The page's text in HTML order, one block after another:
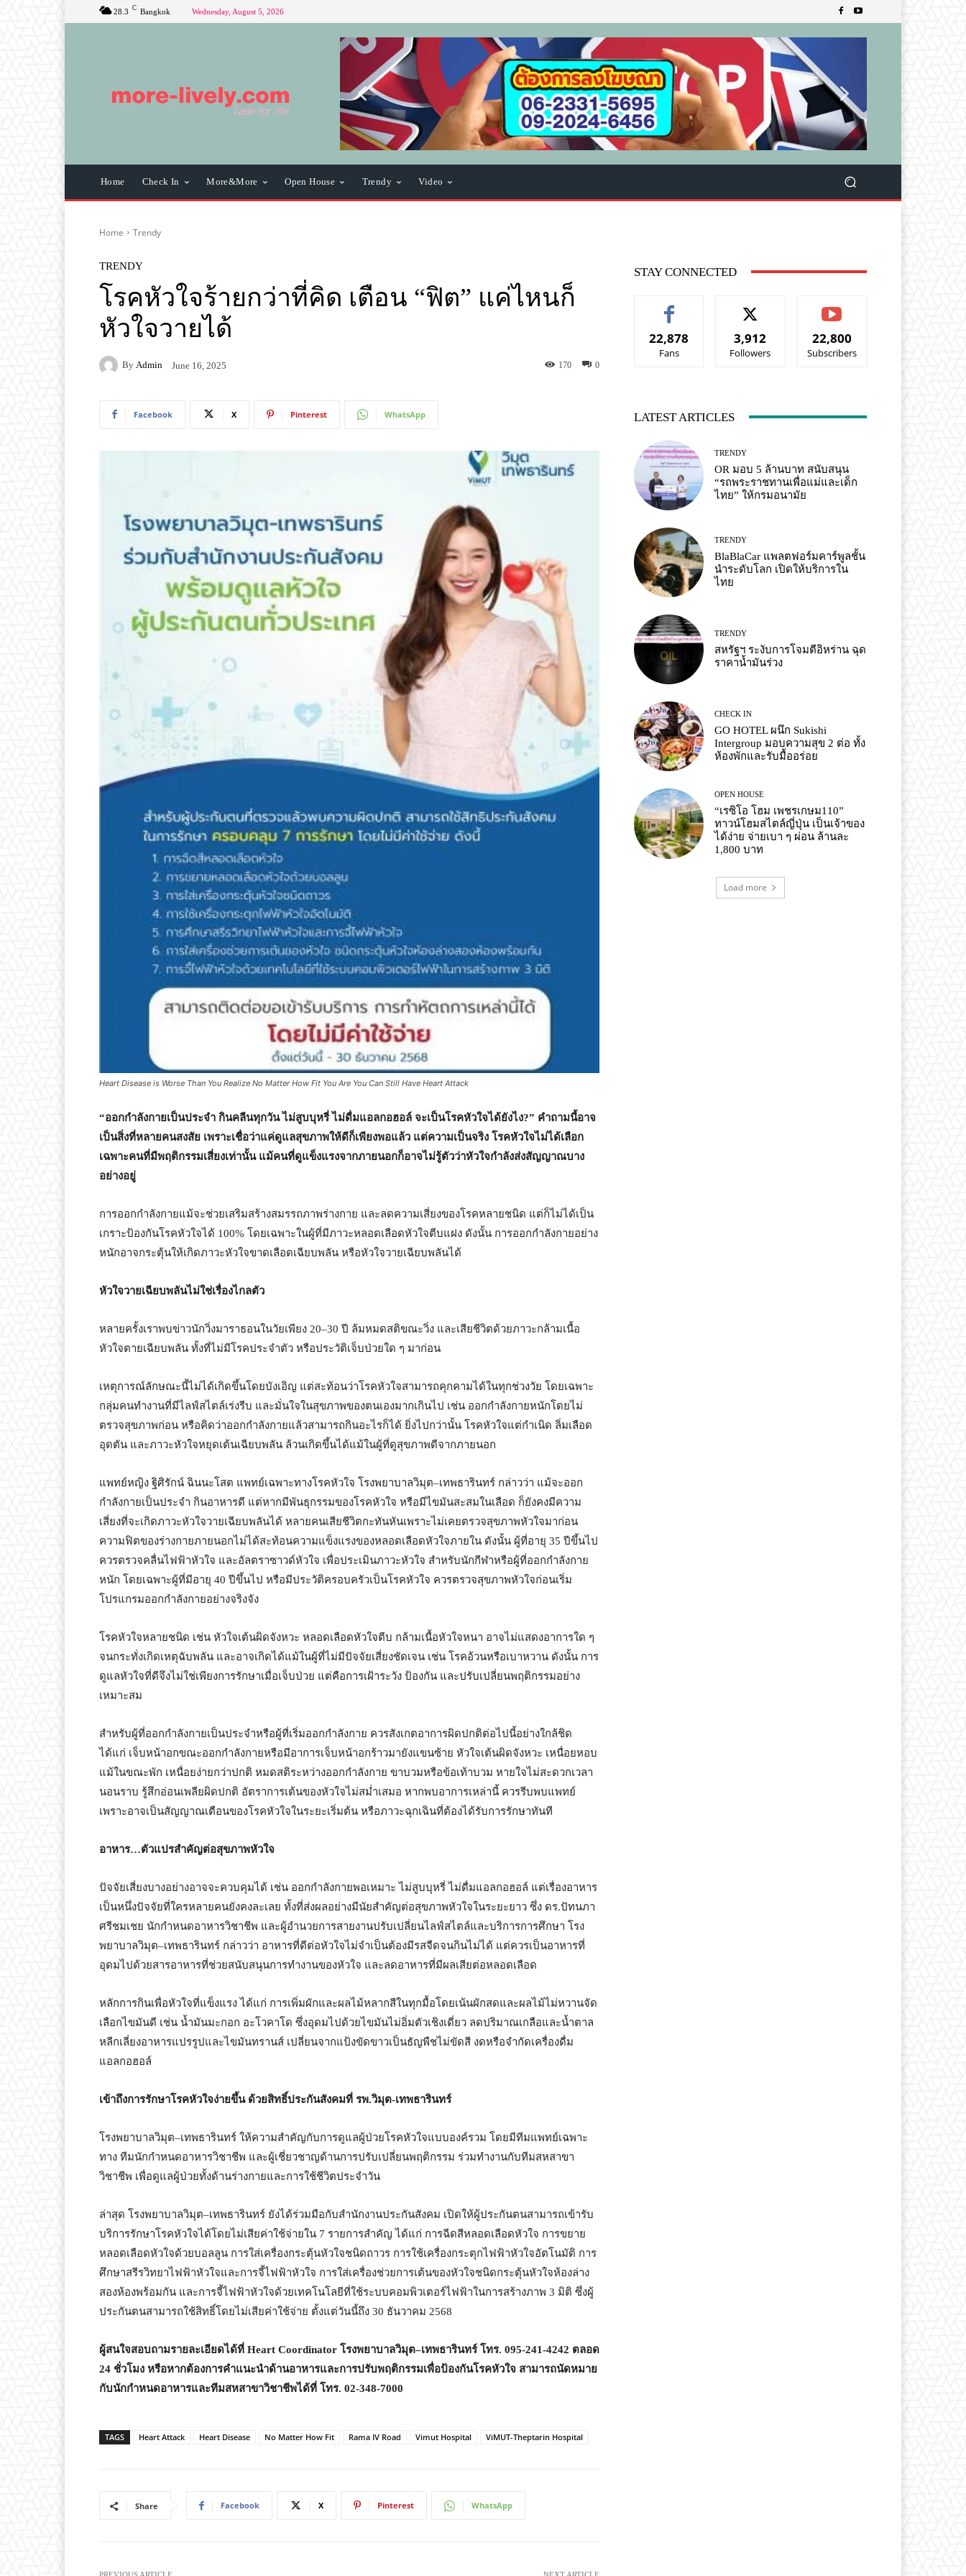
28.3 C Bangkok Wednesday, August 5, 2026
Home Check In More&More Open House Trendy Video
Home Trendy
TRENDY
โรคหัวใจร้ายกว่าที่คิด เตือน “ฟิต” แค่ไหนก็
หัวใจวายได้
By Admin June 16, 2025 0
170
Facebook X Pinterest WhatsApp
Heart Disease is Worse Than You Realize No Matter How Fit You Are You Can Still Have Heart Attack
“ออกกำลังกายเป็นประจำ กินคลีนทุกวัน ไม่สูบบุหรี่ ไม่ดื่มแอลกอฮอล์ จะเป็นโรคหัวใจได้ยังไง?” คำถามนี้อาจ
เป็นสิ่งที่หลายคนสงสัย เพราะเชื่อว่าแค่ดูแลสุขภาพให้ดีก็เพียงพอแล้ว แต่ความเป็นจริง โรคหัวใจไม่ได้เลือก
เฉพาะคนที่มีพฤติกรรมเสี่ยงเท่านั้น แม้คนที่ดูแข็งแรงจากภายนอกก็อาจไม่รู้ตัวว่าหัวใจกำลังส่งสัญญาณบาง
อย่างอยู่
การออกกำลังกายแม้จะช่วยเสริมสร้างสมรรถภาพร่างกาย และลดความเสี่ยงของโรคหลายชนิด แต่ก็ไม่ได้เป็น
เกราะป้องกันโรคหัวใจได้ 100% โดยเฉพาะในผู้ที่มีภาวะหลอดเลือดหัวใจตีบแฝง ดังนั้น การออกกำลังกายอย่าง
หนักอาจกระตุ้นให้เกิดภาวะหัวใจขาดเลือดเฉียบพลัน หรือหัวใจวายเฉียบพลันได้
หัวใจวายเฉียบพลันไม่ใช่เรื่องไกลตัว
หลายครั้งเราพบข่าวนักวิ่งมาราธอนในวัยเพียง 20–30 ปี ล้มหมดสติขณะวิ่ง และเสียชีวิตด้วยภาวะกล้ามเนื้อ
หัวใจตายเฉียบพลัน ทั้งที่ไม่มีโรคประจำตัว หรือประวัติเจ็บป่วยใด ๆ มาก่อน
เหตุการณ์ลักษณะนี้ไม่ได้เกิดขึ้นโดยบังเอิญ แต่สะท้อนว่าโรคหัวใจสามารถคุกคามได้ในทุกช่วงวัย โดยเฉพาะ
กลุ่มคนทำงานที่มีไลฟ์สไตล์เร่งรีบ และมั่นใจในสุขภาพของตนเองมากเกินไป เช่น ออกกำลังกายหนักโดยไม่
ตรวจสุขภาพก่อน หรือคิดว่าออกกำลังกายแล้วสามารถกินอะไรก็ได้ ยิ่งไปกว่านั้น โรคหัวใจแต่กำเนิด ลิ่มเลือด
อุดตัน และภาวะหัวใจหยุดเต้นเฉียบพลัน ล้วนเกิดขึ้นได้แม้ในผู้ที่ดูสุขภาพดีจากภายนอก
แพทย์หญิง ฐิศิรักน์ ฉินนะโสต แพทย์เฉพาะทางโรคหัวใจ โรงพยาบาลวิมุต–เทพธารินทร์ กล่าวว่า แม้จะออก
กำลังกายเป็นประจำ กินอาหารดี แต่หากมีพันธุกรรมของโรคหัวใจ หรือมีไขมันสะสมในเลือด ก็ยังคงมีความ
เสี่ยงที่จะเกิดภาวะหัวใจวายเฉียบพลันได้ หลายคนเสียชีวิตกะทันหันเพราะไม่เคยตรวจสุขภาพหัวใจมาก่อน
ความฟิตของร่างกายภายนอกไม่ได้สะท้อนความแข็งแรงของหลอดเลือดหัวใจภายใน ดังนั้น ผู้ที่อายุ 35 ปีขึ้นไป
ควรตรวจคลื่นไฟฟ้าหัวใจ และอัลตราซาวด์หัวใจ เพื่อประเมินภาวะหัวใจ สำหรับนักกีฬาหรือผู้ที่ออกกำลังกาย
หนัก โดยเฉพาะผู้ที่มีอายุ 40 ปีขึ้นไป หรือมีประวัติครอบครัวเป็นโรคหัวใจ ควรตรวจสุขภาพหัวใจก่อนเริ่ม
โปรแกรมออกกำลังกายอย่างจริงจัง
โรคหัวใจหลายชนิด เช่น หัวใจเต้นผิดจังหวะ หลอดเลือดหัวใจตีบ กล้ามเนื้อหัวใจหนา อาจไม่แสดงอาการใด ๆ
จนกระทั่งเกิดเหตุฉับพลัน และอาจเกิดได้แม้ในผู้ที่ไม่มีปัจจัยเสี่ยงชัดเจน เช่น โรคอ้วนหรือเบาหวาน ดังนั้น การ
ดูแลหัวใจที่ดีจึงไม่ใช่เพียงการรักษาเมื่อเจ็บป่วย แต่คือการเฝ้าระวัง ป้องกัน และปรับเปลี่ยนพฤติกรรมอย่าง
เหมาะสม
สำหรับผู้ที่ออกกำลังกายเป็นประจำหรือผู้ที่เริ่มออกกำลังกาย ควรสังเกตอาการผิดปกติต่อไปนี้อย่างใกล้ชิด
ได้แก่ เจ็บหน้าอกขณะออกกำลังกายหรือมีอาการเจ็บหน้าอกร้าวมายังแขนซ้าย หัวใจเต้นผิดจังหวะ เหนื่อยหอบ
แม้ในขณะพัก เหนื่อยง่ายกว่าปกติ หมดสติระหว่างออกกำลังกาย ขาบวมหรือข้อเท้าบวม หายใจไม่สะดวกเวลา
นอนราบ รู้สึกอ่อนเพลียผิดปกติ อัตราการเต้นของหัวใจไม่สม่ำเสมอ หากพบอาการเหล่านี้ ควรรีบพบแพทย์
เพราะอาจเป็นสัญญาณเตือนของโรคหัวใจในระยะเริ่มต้น หรือภาวะฉุกเฉินที่ต้องได้รับการรักษาทันที
อาหาร…ตัวแปรสำคัญต่อสุขภาพหัวใจ
ปัจจัยเสี่ยงบางอย่างอาจจะควบคุมได้ เช่น ออกกำลังกายพอเหมาะ ไม่สูบบุหรี่ ไม่ดื่มแอลกอฮอล์ แต่เรื่องอาหาร
เป็นหนึ่งปัจจัยที่ใครหลายคนยังคงละเลย ทั้งที่ส่งผลอย่างมีนัยสำคัญต่อสุขภาพหัวใจในระยะยาว ซึ่ง ดร.ปัทนภา
ศรีชมเชย นักกำหนดอาหารวิชาชีพ และผู้อำนวยการสายงานปรับเปลี่ยนไลฟ์สไตล์และบริการการศึกษา โรง
พยาบาลวิมุต–เทพธารินทร์ กล่าวว่า อาหารที่ดีต่อหัวใจไม่จำเป็นต้องมีรสจืดจนกินไม่ได้ แต่ควรเป็นอาหารที่
อุดมไปด้วยสารอาหารที่ช่วยสนับสนุนการทำงานของหัวใจ และลดอาหารที่มีผลเสียต่อหลอดเลือด
หลักการกินเพื่อหัวใจที่แข็งแรง ได้แก่ การเพิ่มผักและผลไม้หลากสีในทุกมื้อโดยเน้นผักสดและผลไม้ไม่หวานจัด
เลือกไขมันดี เช่น น้ำมันมะกอก อะโวคาโด ซึ่งอุดมไปด้วยไขมันไม่อิ่มตัวเชิงเดี่ยว ลดปริมาณเกลือและน้ำตาล
หลีกเลี่ยงอาหารแปรรูปและไขมันทรานส์ เปลี่ยนจากแป้งขัดขาวเป็นธัญพืชไม่ขัดสี งดหรือจำกัดเครื่องดื่ม
แอลกอฮอล์
เข้าถึงการรักษาโรคหัวใจง่ายขึ้น ด้วยสิทธิ์ประกันสังคมที่ รพ.วิมุต-เทพธารินทร์
โรงพยาบาลวิมุต–เทพธารินทร์ ให้ความสำคัญกับการดูแลผู้ป่วยโรคหัวใจแบบองค์รวม โดยมีทีมแพทย์เฉพาะ
ทาง ทีมนักกำหนดอาหารวิชาชีพ และผู้เชี่ยวชาญด้านการปรับเปลี่ยนพฤติกรรม ร่วมทำงานกับทีมสหสาขา
วิชาชีพ เพื่อดูแลผู้ป่วยทั้งด้านร่างกายและการใช้ชีวิตประจำวัน
ล่าสุด โรงพยาบาลวิมุต–เทพธารินทร์ ยังได้ร่วมมือกับสำนักงานประกันสังคม เปิดให้ผู้ประกันตนสามารถเข้ารับ
บริการรักษาโรคหัวใจได้โดยไม่เสียค่าใช้จ่ายใน 7 รายการสำคัญ ได้แก่ การฉีดสีหลอดเลือดหัวใจ การขยาย
หลอดเลือดหัวใจด้วยบอลลูน การใส่เครื่องกระตุ้นหัวใจชนิดถาวร การใช้เครื่องกระตุกไฟฟ้าหัวใจอัตโนมัติ การ
ศึกษาสรีรวิทยาไฟฟ้าหัวใจและการจี้ไฟฟ้าหัวใจ การใส่เครื่องช่วยการเต้นของหัวใจชนิดกระตุ้นหัวใจห้องล่าง
สองห้องพร้อมกัน และการจี้ไฟฟ้าหัวใจด้วยเทคโนโลยีที่ใช้ระบบคอมพิวเตอร์ไฟฟ้าในการสร้างภาพ 3 มิติ ซึ่งผู้
ประกันตนสามารถใช้สิทธิ์โดยไม่เสียค่าใช้จ่าย ตั้งแต่วันนี้ถึง 30 ธันวาคม 2568
ผู้สนใจสอบถามรายละเอียดได้ที่ Heart Coordinator โรงพยาบาลวิมุต–เทพธารินทร์ โทร. 095-241-4242 ตลอด
24 ชั่วโมง หรือหากต้องการคำแนะนำด้านอาหารและการปรับพฤติกรรมเพื่อป้องกันโรคหัวใจ สามารถนัดหมาย
กับนักกำหนดอาหารและทีมสหสาขาวิชาชีพได้ที่ โทร. 02-348-7000
TAGS Heart Attack Heart Disease No Matter How Fit Rama IV Road Vimut Hospital ViMUT-Theptarin Hospital
Share Facebook X Pinterest WhatsApp
STAY CONNECTED
22,878
Fans
3,912
Followers
22,800
Subscribers
LATEST ARTICLES
TRENDY
OR มอบ 5 ล้านบาท สนับสนุน
“รถพระราชทานเพื่อแม่และเด็ก
ไทย” ให้กรมอนามัย
TRENDY
BlaBlaCar แพลตฟอร์มคาร์พูลชั้น
นำระดับโลก เปิดให้บริการใน
ไทย
TRENDY
สหรัฐฯ ระงับการโจมตีอิหร่าน ฉุด
ราคาน้ำมันร่วง
CHECK IN
GO HOTEL ผนึก Sukishi
Intergroup มอบความสุข 2 ต่อ ทั้ง
ห้องพักและรับมื้ออร่อย
OPEN HOUSE
“เรซิโอ โฮม เพชรเกษม110”
ทาวน์โฮมสไตล์ญี่ปุ่น เป็นเจ้าของ
ได้ง่าย จ่ายเบา ๆ ผ่อน ล้านละ
1,800 บาท
Load more